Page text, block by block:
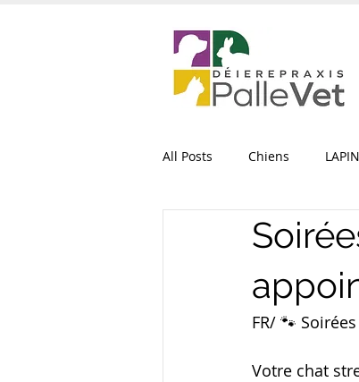
All Posts Chiens
FR/ 🐾
Votre chat